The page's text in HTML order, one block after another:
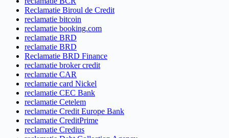
Reclamatie Biroul de Credit
reclamatie bitcoin
reclamatie booking.com
reclamatie BRD
reclamatie BRD
Reclamatie BRD Finance
reclamatie broker credit
reclamatie CAR
reclamatie card Nickel
reclamatie CEC Bank
reclamatie Cetelem
reclamatie Credit Europe Bank
reclamatie CreditPrime
reclamatie Credius